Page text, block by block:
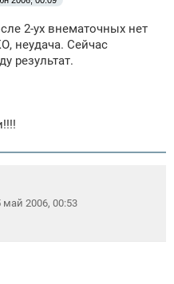
2-ух внематочных нет
неудача. Сейчас
результат.
май 2006, 00:53